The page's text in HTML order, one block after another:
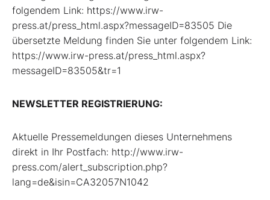
folgendem Link: https://www.irw-
press.at/press_html.aspx?messageID=83505 Die
übersetzte Meldung finden Sie unter folgendem Link:
https://www.irw-press.at/press_html.aspx?
messageID=83505&tr=1
NEWSLETTER REGISTRIERUNG:
Aktuelle Pressemeldungen dieses Unternehmens
direkt in Ihr Postfach: http://www.irw-
press.com/alert_subscription.php?
lang=de&isin=CA32057N1042